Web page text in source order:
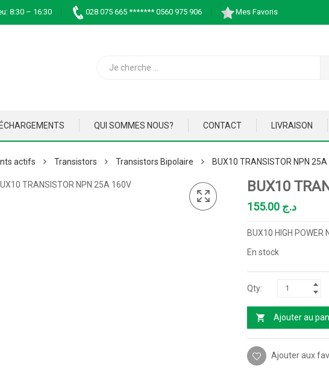
8:30 – 16:30 028 075 665 ******* 0560 975 906 Mes Favoris
QUI SOMMES NOUS? CONTACT LIVRAISON
actifs Transistors Transistors Bipolaire BUX10 TRANSISTOR NPN
BUX10
د.ج
BUX10 HIGH
En stock
Ajouter au
Ajouter aux